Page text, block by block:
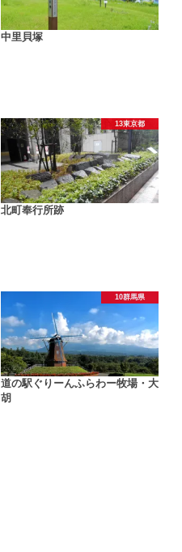
中里貝塚
13東京都
北町奉行所跡
10群馬県
道の駅ぐりーんふらわー牧場・大
胡